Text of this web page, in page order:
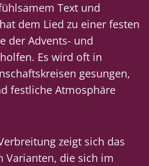
Text und
dem Lied zu einer festen
der Advents- und
Es wird oft in
gesungen,
festliche Atmosphäre
zeigt sich das
Varianten, die sich im